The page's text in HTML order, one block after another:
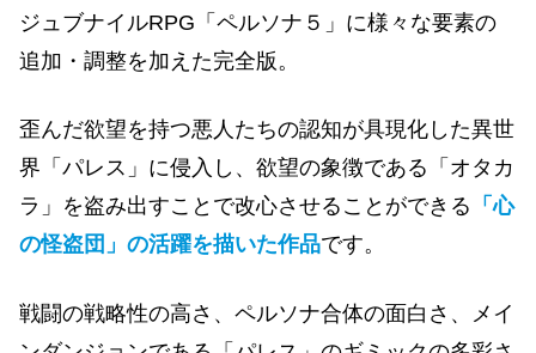
ジュブナイルRPG「ペルソナ５」に様々な要素の
追加・調整を加えた完全版。
歪んだ欲望を持つ悪人たちの認知が具現化した異世
界「パレス」に侵入し、欲望の象徴である「オタカ
ラ」を盗み出すことで改心させることができる 「心
の怪盗団」の活躍を描いた作品です。
戦闘の戦略性の高さ、ペルソナ合体の面白さ、メイ